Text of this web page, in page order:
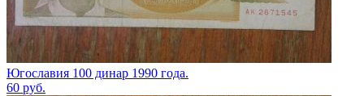
Югославия 100 динар 1990 года.
60 руб.